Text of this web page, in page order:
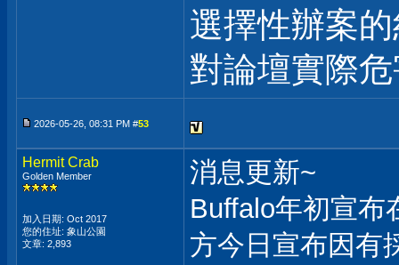
選擇性辦案
對論壇實際
2026-05-26, 08:31 PM #53
Hermit Crab
Golden Member
加入日期: Oct 2017
您的住址: 象山公園
文章: 2,893
消息更新~
Buffalo年初宣布
方今日宣布因有